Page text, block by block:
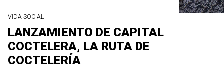
VIDA SOCIAL
LANZAMIENTO DE CAPITAL
COCTELERA, LA RUTA DE
COCTELERÍA